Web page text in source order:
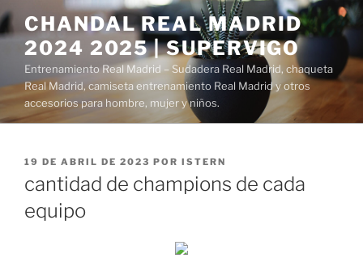
Saltar
al
contenido
CHANDAL REAL MADRID
2024 2025 | SUPERVIGO
Entrenamiento Real Madrid – Sudadera Real Madrid, chaqueta
Real Madrid, camiseta entrenamiento Real Madrid y otros
accesorios para hombre, mujer y niños.
PUBLICADO
19 DE ABRIL DE 2023 POR ISTERN
cantidad de champions de cada
equipo